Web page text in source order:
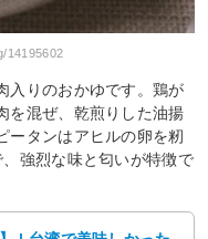
14195602
入りのおかゆです。鶏が
を混ぜ、乾煎りした油揚
ータンはアヒルの卵を籾
強烈な味と匂いが特徴で